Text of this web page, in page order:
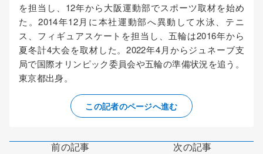
を担当し、12年から大阪運動部でスポーツ取材を始め
た。2014年12月に本社運動部へ異動して水泳、テニ
ス、フィギュアスケートを担当し、五輪は2016年から
夏冬計4大会を取材した。2022年4月からジュネーブ支
局で国際オリンピック委員会や五輪の準備状況を追う。
東京都出身。
この記者のページへ進む
前の記事 次の記事